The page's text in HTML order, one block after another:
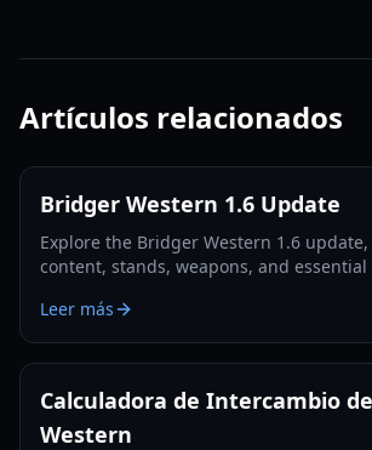
Artículos relacionados
Bridger Western 1.6 Update
Explore the Bridger Western 1.6
content, stands, weapons, and
Leer más
Calculadora de Intercambio
Western